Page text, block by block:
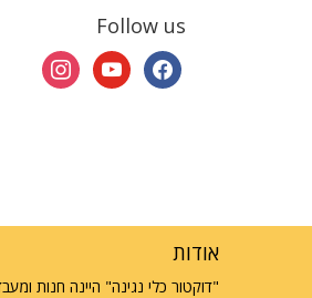
Follow us
facebook
youtube
instagram
אודות
"דוקטור כלי נגינה" היינה חנות